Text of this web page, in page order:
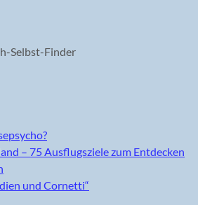
Selbst-Finder
– 75 Ausflugsziele zum Entdecken
und Cornetti“